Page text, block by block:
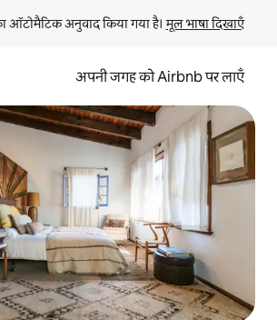
ऑटोमैटिक अनुवाद किया गया है। मूल भाषा दिखाएँ
अपनी जगह को Airbnb पर लाएँ